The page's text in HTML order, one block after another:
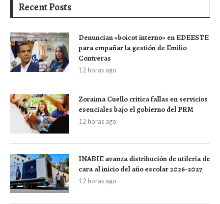
Recent Posts
Denuncian «boicot interno» en EDEESTE
para empañar la gestión de Emilio
Contreras
12 horas ago
Zoraima Cuello critica fallas en servicios
esenciales bajo el gobierno del PRM
12 horas ago
INABIE avanza distribución de utilería de
cara al inicio del año escolar 2026-2027
12 horas ago